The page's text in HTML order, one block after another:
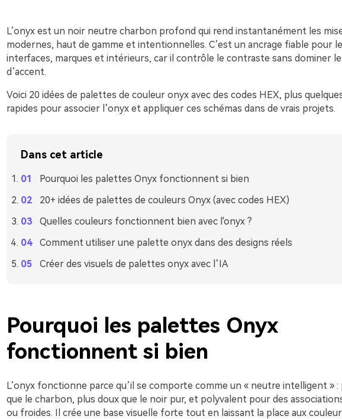
L’onyx est un noir neutre charbon profond qui rend instantanément les
modernes, haut de gamme et intentionnelles. C’est un ancrage fiable pour
interfaces, marques et intérieurs, car il contrôle le contraste sans dominer
d’accent.
Voici 20 idées de palettes de couleur onyx avec des codes HEX, plus
rapides pour associer l’onyx et appliquer ces schémas dans de vrais projets.
Dans cet article
Pourquoi les palettes Onyx fonctionnent si bien
20+ idées de palettes de couleurs Onyx (avec codes HEX)
Quelles couleurs fonctionnent bien avec l'onyx ?
Comment utiliser une palette onyx dans des designs réels
Créer des visuels de palettes onyx avec l’IA
Pourquoi les palettes Onyx
fonctionnent si bien
L’onyx fonctionne parce qu’il se comporte comme un « neutre intelligent » :
que le charbon, plus doux que le noir pur, et polyvalent pour des
ou froides. Il crée une base visuelle forte tout en laissant la place aux